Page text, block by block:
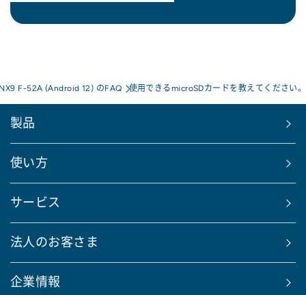
F-52A (Android 12) のFAQ 使用できるmicroSDカードを教えてください。
製品
使い方
サービス
法人のお客さま
企業情報